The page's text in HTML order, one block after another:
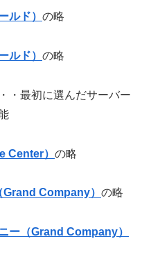
ルド） の略
ルド） の略
・・最初に選んだサーバー
Center） の略
Company） の略
ー（Grand Company）